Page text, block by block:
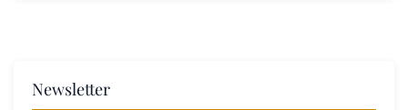
Newsletter